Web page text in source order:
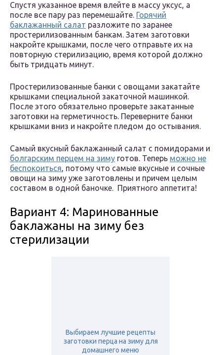
Спустя указанное время влейте в массу уксус, а
после все пару раз перемешайте. Горячий
баклажанный салат разложите по заранее
простерилизованным банкам. Затем заготовки
накройте крышками, после чего отправьте их на
повторную стерилизацию, время которой должно
быть тридцать минут.
Простерилизованные банки с овощами закатайте
крышками специальной закаточной машинкой.
После этого обязательно проверьте закатанные
заготовки на герметичность. Переверните банки
крышками вниз и накройте пледом до остывания.
Самый вкусный баклажанный салат с помидорами и
болгарским перцем на зиму готов. Теперь можно не
беспокоиться, потому что самые вкусные и сочные
овощи на зиму уже заготовлены и причем целым
составом в одной баночке. Приятного аппетита!
Вариант 4: Маринованные
баклажаны на зиму без
стерилизации
Выбираем лучшие рецепты
заготовки перца на зиму для
домашнего меню